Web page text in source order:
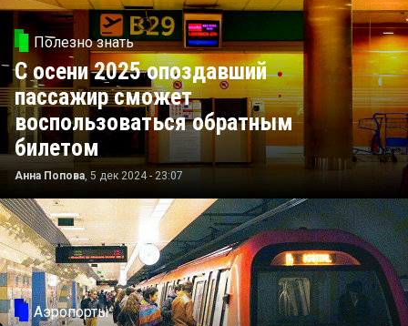
Полезно знать
С осени 2025 опоздавший
пассажир сможет
воспользоваться обратным
билетом
Анна Попова, 5 дек 2024 - 23:07
Аэропорты